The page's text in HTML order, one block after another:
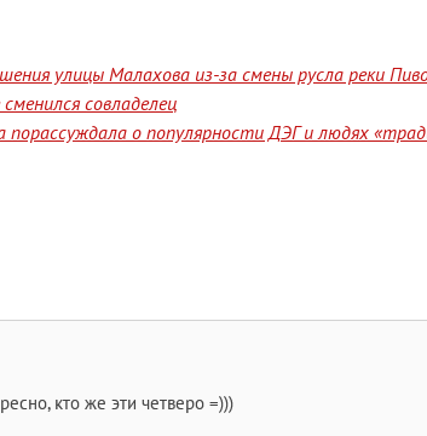
улицы Малахова из-за смены русла реки
совладелец
порассуждала о популярности ДЭГ и людях
кто же эти четверо =)))